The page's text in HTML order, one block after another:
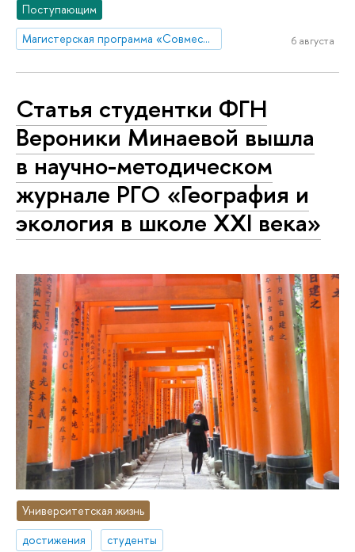
Поступающим
Магистерская программа «Совместная магистратура НИУ ВШЭ и ЦПМ»
6 августа
Статья студентки ФГН
Вероники Минаевой вышла
в научно-методическом
журнале РГО «География и
экология в школе XXI века»
Университетская жизнь
достижения
студенты